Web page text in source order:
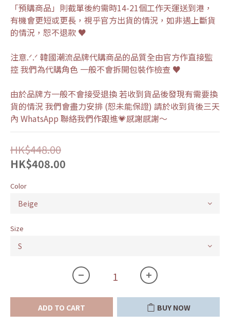
「預購商品」則截單後約需時14-21個工作天運送到港，
有機會更短或更長，視乎官方出貨的情況，如非遇上斷貨
的情況，恕不退款 ♥
注意.ᐟ.ᐟ 韓國潮流品牌代購商品的品質全由官方作直接監
控 我們為代購角色 一般不會拆開包裝作檢查 ♥
由於品牌方一般不會接受退換 若收到貨品後發現有需要換
貨的情況 我們會盡力安排 (恕未能保證) 請於收到貨後三天
內 WhatsApp 聯絡我們作跟進💗感謝感謝～
HK$448.00
HK$408.00
Color
Size
ADD TO CART BUY NOW